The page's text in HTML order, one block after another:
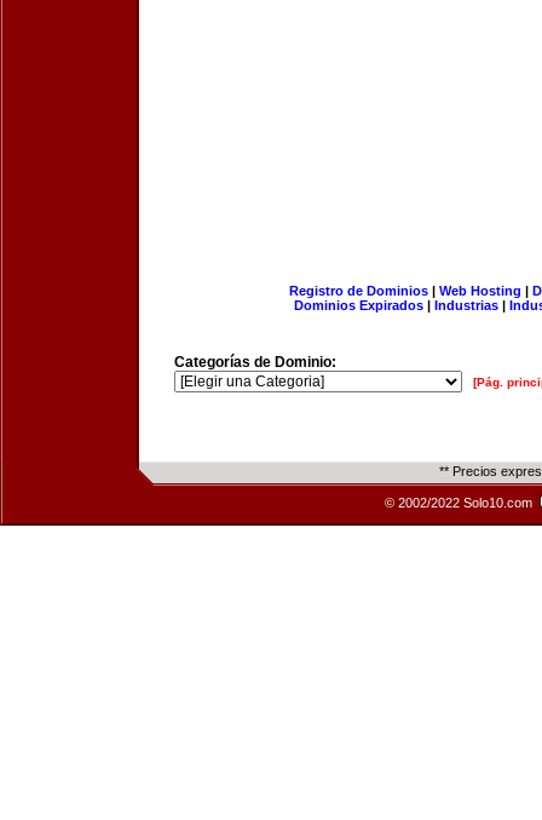
Registro de Dominios| Web Hosting |
Dominios Expirados | Industrias |
Categorías de Dominio:
[Pág.
** Precios
© 2002/2022 Solo10.com